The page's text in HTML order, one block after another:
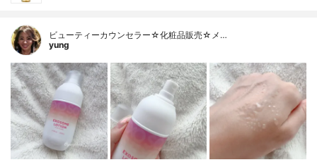
ビューティーカウンセラー☆化粧品販売☆メ…
yung